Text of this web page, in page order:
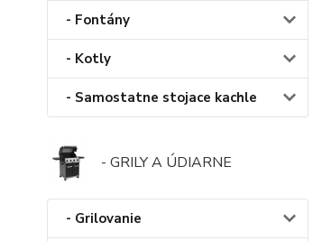
- Fontány
- Kotly
- Samostatne stojace kachle
- GRILY A ÚDIARNE
- Grilovanie